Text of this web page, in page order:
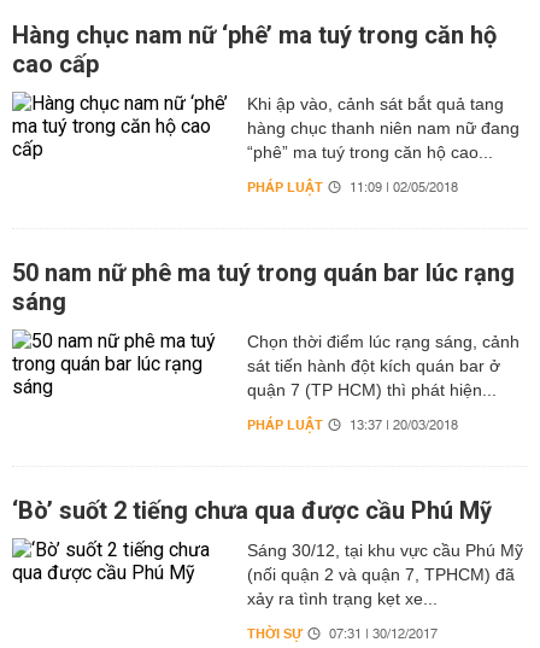
Hàng chục nam nữ ‘phê’ ma tuý trong căn hộ
cao cấp
Khi ập vào, cảnh sát bắt quả tang
hàng chục thanh niên nam nữ đang
“phê” ma tuý trong căn hộ cao...
PHÁP LUẬT 11:09 | 02/05/2018
50 nam nữ phê ma tuý trong quán bar lúc rạng
sáng
Chọn thời điểm lúc rạng sáng, cảnh
sát tiến hành đột kích quán bar ở
quận 7 (TP HCM) thì phát hiện...
PHÁP LUẬT 13:37 | 20/03/2018
‘Bò’ suốt 2 tiếng chưa qua được cầu Phú Mỹ
Sáng 30/12, tại khu vực cầu Phú Mỹ
(nối quận 2 và quận 7, TPHCM) đã
xảy ra tình trạng kẹt xe...
THỜI SỰ 07:31 | 30/12/2017